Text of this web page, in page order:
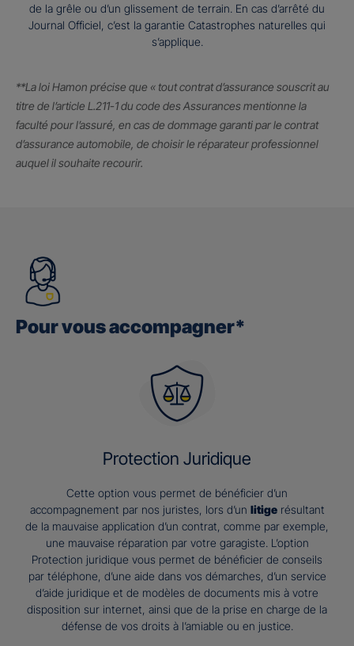
de la grêle ou d’un glissement de terrain. En cas d’arrêté du
Journal Officiel, c’est la garantie Catastrophes naturelles qui
s’applique.
**La loi Hamon précise que « tout contrat d’assurance souscrit au
titre de l’article L.211-1 du code des Assurances mentionne la
faculté pour l’assuré, en cas de dommage garanti par le contrat
d’assurance automobile, de choisir le réparateur professionnel
auquel il souhaite recourir.
Pour vous accompagner*
Protection Juridique
Cette option vous permet de bénéficier d’un
accompagnement par nos juristes, lors d’un litigerésultant
de la mauvaise application d’un contrat, comme par exemple,
une mauvaise réparation par votre garagiste. L’option
Protection juridique vous permet de bénéficier de conseils
par téléphone, d’une aide dans vos démarches, d’un service
d’aide juridique et de modèles de documents mis à votre
disposition sur internet, ainsi que de la prise en charge de la
défense de vos droits à l’amiable ou en justice.